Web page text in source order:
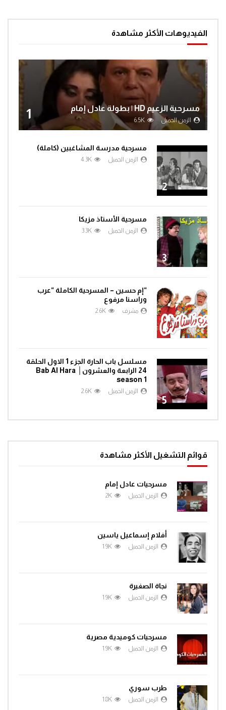
الفيديوهات الأكثر مشاهدة
1 مسرحية الزعيم HD | بطولة عادل إمام
الزمن الجميل 6.5K
2
مسرحية مدرسة المشاغبين (كاملة)
الزمن الجميل 4.3K
3
مسرحية الأستاذ مزيكا
الزمن الجميل 3.3K
4
“إم حسين – المسرحية الكاملة “عرب
وراسنا مرفوع
مشرف 2.6K
5
مسلسل باب الحارة الجزء 1 الاول الحلقة
24 الرابعة والعشرون│ Bab Al Hara
season 1
الزمن الجميل 2.6K
قوائم التشغيل الأكثر مشاهدة
مسرحيات عادل إمام
الزمن الجميل 2K
أفلام إسماعيل ياسين
الزمن الجميل 1.9K
نجاة الصغيرة
الزمن الجميل 1.9K
مسرحيات كوميدية مصرية
الزمن الجميل 1.9K
طرب سوري
الزمن الجميل 1.8K